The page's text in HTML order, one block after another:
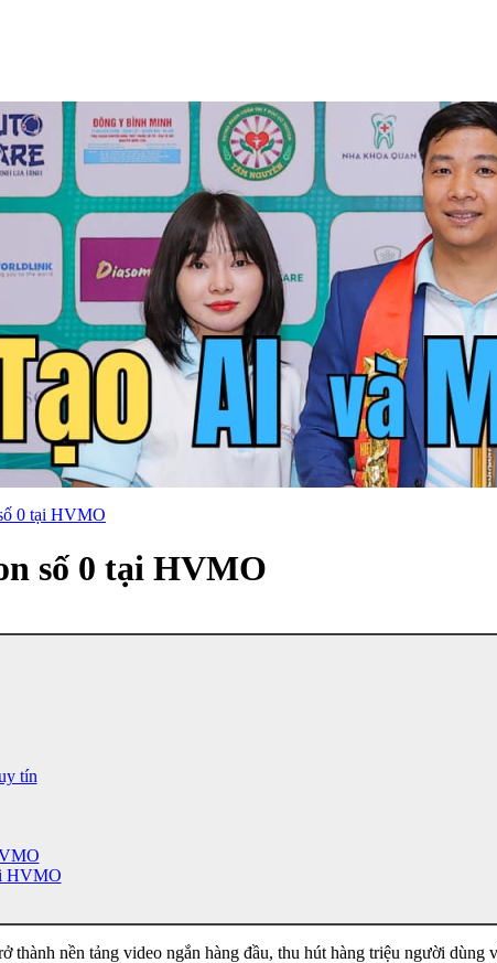
0 tại HVMO
số 0 tại HVMO
tín
HVMO
nền tảng video ngắn hàng đầu, thu hút hàng triệu người